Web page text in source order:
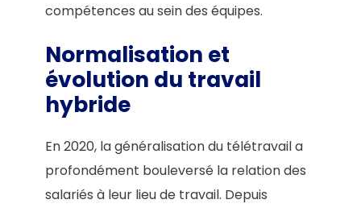
compétences au sein des équipes.
Normalisation et
évolution du travail
hybride
En 2020, la généralisation du télétravail a
profondément bouleversé la relation des
salariés à leur lieu de travail. Depuis